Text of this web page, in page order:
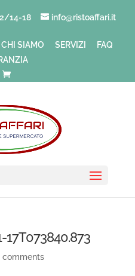
14-18 info@ristoaffari.it
CHI SIAMO SERVIZI
FAQ
17T073840.873
comments